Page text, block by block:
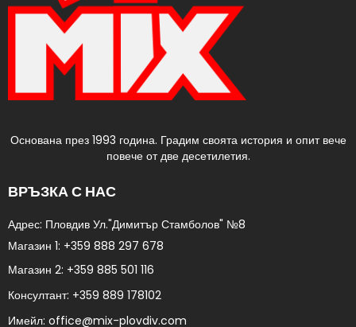
Основана през 1993 година. Градим своята история и опит вече
повече от две десетилетия.
ВРЪЗКА С НАС
Адрес: Пловдив Ул."Димитър Стамболов" №8​
Магазин 1: +359 888 297 678
Магазин 2: +359 885 501 116
Консултант: +359 889 178102​
Имейл: office@mix-plovdiv.com